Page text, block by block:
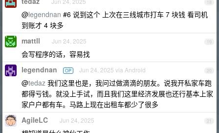
18
@legendnan #6 说到这个 上次在三线城市打车 7 块钱 看司机
到账才 4 块多
19
mattll Jun 24, 2025
会写程序的话，容易找
20
legendnan OP Jun 24, 2025 via Android
@tedaz 我们这里也是，我问过做滴滴的朋友。说我开私家车跑
都得亏钱。就没上手试，而且我们这里经济发展也还行基本上家
家户户都有车。马路上现在出租车都少了很多
21
AgileLC Jun 24, 2025